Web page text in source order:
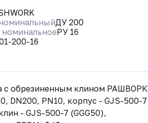
ДУ 200
РУ 16
200-16
с обрезиненным клином РАШВОРК
DN200, PN10, корпус - GJS-500-7
- GJS-500-7 (GGG50),